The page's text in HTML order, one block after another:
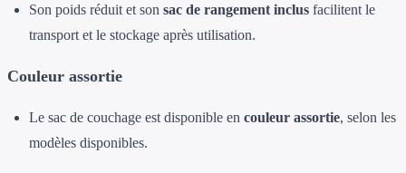
Son poids réduit et son sac de rangement inclus facilitent le
transport et le stockage après utilisation.
Couleur assortie
Le sac de couchage est disponible en couleur assortie, selon les
modèles disponibles.